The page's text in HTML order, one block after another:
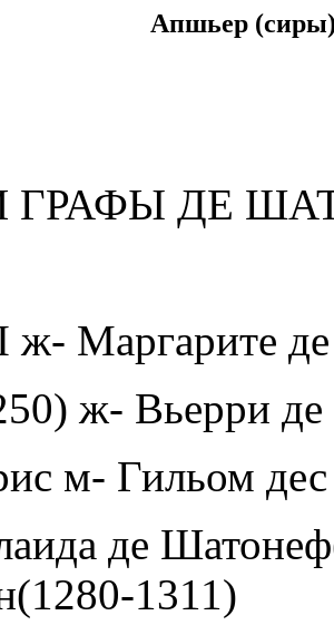
Апшьер
ГРАФЫ ДЕ
ж- Маргарите
ж- Вьерри
м- Гильом
де
1311)